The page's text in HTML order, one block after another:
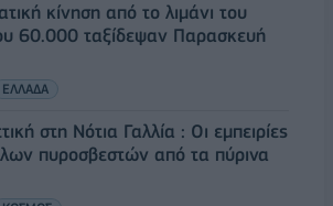
κίνηση από το λιμάνι του
60.000 ταξίδεψαν Παρασκευή
ΕΛΛΑΔΑ
στη Νότια Γαλλία : Οι εμπειρίες
πυροσβεστών από τα πύρινα